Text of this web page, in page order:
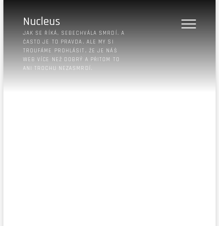
Nucleus
JAK SE ŘÍKÁ, SEBECHVÁLA SMRDÍ. A
ČASTO JE TO PRAVDA. ALE MY SI
TROUFÁME PROHLÁSIT, ŽE JE NÁŠ
WEB VÍCE NEŽ DOBRÝ A PŘITOM TO
ANI TROCHU NEZASMRDÍ.